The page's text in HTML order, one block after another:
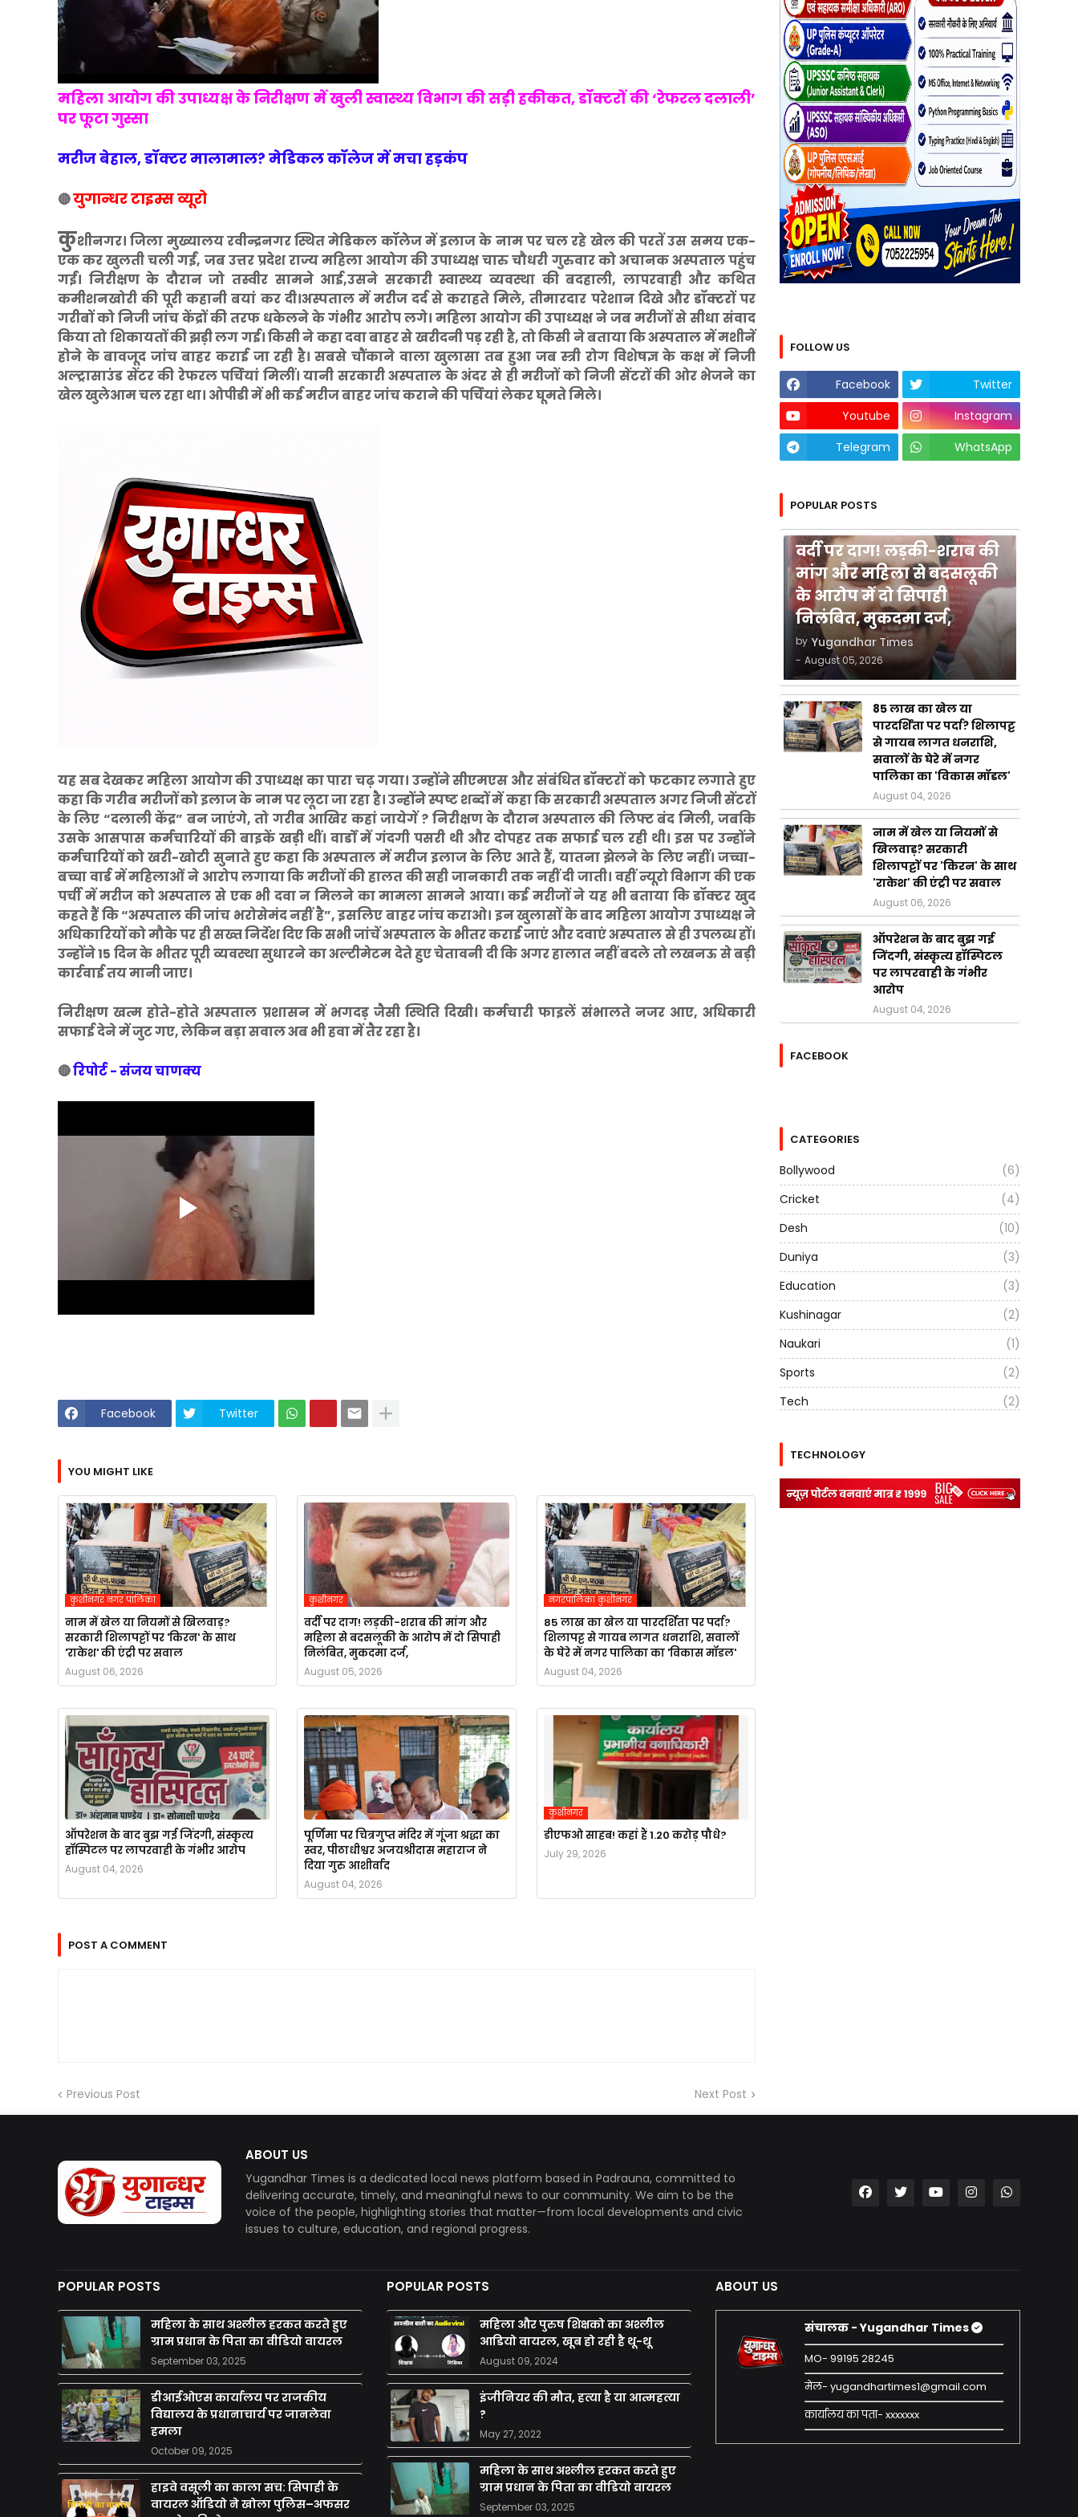
महिला आयोग की उपाध्यक्ष के निरीक्षण में खुली स्वास्थ्य विभाग की सड़ी हकीकत, डॉक्टरों की ‘रेफरल दलाली’
पर फूटा गुस्सा
मरीज बेहाल, डॉक्टर मालामाल? मेडिकल कॉलेज में मचा हड़कंप
🔴युगान्धर टाइम्स व्यूरो
कुशीनगर। जिला मुख्यालय रवीन्द्रनगर स्थित मेडिकल कॉलेज में इलाज के नाम पर चल रहे खेल की परतें उस समय एक-
एक कर खुलती चली गईं, जब उत्तर प्रदेश राज्य महिला आयोग की उपाध्यक्ष चारु चौधरी गुरुवार को अचानक अस्पताल पहुंच
गईं। निरीक्षण के दौरान जो तस्वीर सामने आई,उसने सरकारी स्वास्थ्य व्यवस्था की बदहाली, लापरवाही और कथित
कमीशनखोरी की पूरी कहानी बयां कर दी।अस्पताल में मरीज दर्द से कराहते मिले, तीमारदार परेशान दिखे और डॉक्टरों पर
गरीबों को निजी जांच केंद्रों की तरफ धकेलने के गंभीर आरोप लगे। महिला आयोग की उपाध्यक्ष ने जब मरीजों से सीधा संवाद
किया तो शिकायतों की झड़ी लग गई। किसी ने कहा दवा बाहर से खरीदनी पड़ रही है, तो किसी ने बताया कि अस्पताल में मशीनें
होने के बावजूद जांच बाहर कराई जा रही है। सबसे चौंकाने वाला खुलासा तब हुआ जब स्त्री रोग विशेषज्ञ के कक्ष में निजी
अल्ट्रासाउंड सेंटर की रेफरल पर्चियां मिलीं। यानी सरकारी अस्पताल के अंदर से ही मरीजों को निजी सेंटरों की ओर भेजने का
खेल खुलेआम चल रहा था। ओपीडी में भी कई मरीज बाहर जांच कराने की पर्चियां लेकर घूमते मिले।
यह सब देखकर महिला आयोग की उपाध्यक्ष का पारा चढ़ गया। उन्होंने सीएमएस और संबंधित डॉक्टरों को फटकार लगाते हुए
कहा कि गरीब मरीजों को इलाज के नाम पर लूटा जा रहा है। उन्होंने स्पष्ट शब्दों में कहा कि सरकारी अस्पताल अगर निजी सेंटरों
के लिए “दलाली केंद्र” बन जाएंगे, तो गरीब आखिर कहां जायेगें ? निरीक्षण के दौरान अस्पताल की लिफ्ट बंद मिली, जबकि
उसके आसपास कर्मचारियों की बाइकें खड़ी थीं। वार्डों में गंदगी पसरी थी और दोपहर तक सफाई चल रही थी। इस पर उन्होंने
कर्मचारियों को खरी-खोटी सुनाते हुए कहा कि अस्पताल में मरीज इलाज के लिए आते हैं, यातना झेलने के लिए नहीं। जच्चा-
बच्चा वार्ड में महिलाओं ने आरोप लगाया कि मरीजों की हालत की सही जानकारी तक नहीं दी जाती। वहीं न्यूरो विभाग की एक
पर्ची में मरीज को अस्पताल से एक भी दवा न मिलने का मामला सामने आया। कई मरीजों ने यह भी बताया कि डॉक्टर खुद
कहते हैं कि “अस्पताल की जांच भरोसेमंद नहीं है”, इसलिए बाहर जांच कराओ। इन खुलासों के बाद महिला आयोग उपाध्यक्ष ने
अधिकारियों को मौके पर ही सख्त निर्देश दिए कि सभी जांचें अस्पताल के भीतर कराई जाएं और दवाएं अस्पताल से ही उपलब्ध हों।
उन्होंने 15 दिन के भीतर पूरी व्यवस्था सुधारने का अल्टीमेटम देते हुए चेतावनी दी कि अगर हालात नहीं बदले तो लखनऊ से बड़ी
कार्रवाई तय मानी जाए।
निरीक्षण खत्म होते-होते अस्पताल प्रशासन में भगदड़ जैसी स्थिति दिखी। कर्मचारी फाइलें संभालते नजर आए, अधिकारी
सफाई देने में जुट गए, लेकिन बड़ा सवाल अब भी हवा में तैर रहा है।
🔴रिपोर्ट - संजय चाणक्य
Facebook Twitter
YOU MIGHT LIKE
कुशीनगर नगर पालिका
नाम में खेल या नियमों से खिलवाड़?
सरकारी शिलापट्टों पर 'किरन' के साथ
'राकेश' की एंट्री पर सवाल
August 06, 2026
कुशीनगर
वर्दी पर दाग! लड़की-शराब की मांग और
महिला से बदसलूकी के आरोप में दो सिपाही
निलंबित, मुकदमा दर्ज,
August 05, 2026
नगरपालिका कुशीनगर
85 लाख का खेल या पारदर्शिता पर पर्दा?
शिलापट्ट से गायब लागत धनराशि, सवालों
के घेरे में नगर पालिका का 'विकास मॉडल'
August 04, 2026
ऑपरेशन के बाद बुझ गई जिंदगी, संस्कृत्य
हॉस्पिटल पर लापरवाही के गंभीर आरोप
August 04, 2026
पूर्णिमा पर चित्रगुप्त मंदिर में गूंजा श्रद्धा का
स्वर, पीठाधीश्वर अजयश्रीदास महाराज ने
दिया गुरु आशीर्वाद
August 04, 2026
कुशीनगर
डीएफओ साहब! कहां हैं 1.20 करोड़ पौधे?
July 29, 2026
POST A COMMENT
Previous Post Next Post
FOLLOW US
Facebook
Twitter
Youtube
Instagram
Telegram
WhatsApp
POPULAR POSTS
वर्दी पर दाग! लड़की-शराब की
मांग और महिला से बदसलूकी
के आरोप में दो सिपाही
निलंबित, मुकदमा दर्ज,
by Yugandhar Times
- August 05, 2026
85 लाख का खेल या
पारदर्शिता पर पर्दा? शिलापट्ट
से गायब लागत धनराशि,
सवालों के घेरे में नगर
पालिका का 'विकास मॉडल'
August 04, 2026
नाम में खेल या नियमों से
खिलवाड़? सरकारी
शिलापट्टों पर 'किरन' के साथ
'राकेश' की एंट्री पर सवाल
August 06, 2026
ऑपरेशन के बाद बुझ गई
जिंदगी, संस्कृत्य हॉस्पिटल
पर लापरवाही के गंभीर
आरोप
August 04, 2026
FACEBOOK
CATEGORIES
Bollywood
(6)
Cricket
(4)
Desh
(10)
Duniya
(3)
Education
(3)
Kushinagar
(2)
Naukari
(1)
Sports
(2)
Tech
(2)
TECHNOLOGY
ABOUT US
Yugandhar Times is a dedicated local news platform based in Padrauna, committed to
delivering accurate, timely, and meaningful news to our community. We aim to be the
voice of the people, highlighting stories that matter—from local developments and civic
issues to culture, education, and regional progress.
POPULAR POSTS
महिला के साथ अश्लील हरकत करते हुए
ग्राम प्रधान के पिता का वीडियो वायरल
September 03, 2025
डीआईओएस कार्यालय पर राजकीय
विद्यालय के प्रधानाचार्य पर जानलेवा
हमला
October 09, 2025
हाइवे वसूली का काला सच: सिपाही के
वायरल ऑडियो ने खोला पुलिस–अफसर
POPULAR POSTS
महिला और पुरुष शिक्षको का अश्लील
आडियो वायरल, खूब हो रही है थू-थू
August 09, 2024
इंजीनियर की मौत, हत्या है या आत्महत्या
?
May 27, 2022
महिला के साथ अश्लील हरकत करते हुए
ग्राम प्रधान के पिता का वीडियो वायरल
September 03, 2025
ABOUT US
संचालक - Yugandhar Times
MO- 99195 28245
मेल- yugandhartimes1@gmail.com
कार्यालय का पता- xxxxxxx